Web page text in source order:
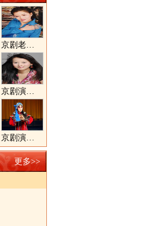
京剧老生演员胡晓楠
京剧演员王奕戈
京剧演员张美超
更多>>